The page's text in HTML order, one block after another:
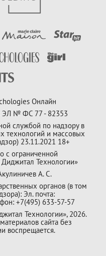
Онлайн
ЭЛ № ФС 77 - 82353
службой по надзору в
технологий и массовых
23.11.2021 18+
с ограниченной
Технологии»
А. С.
органов (в том
Эл. почта:
+7(495) 633-57-57
Технологии», 2026.
сайта без
воспрещается.